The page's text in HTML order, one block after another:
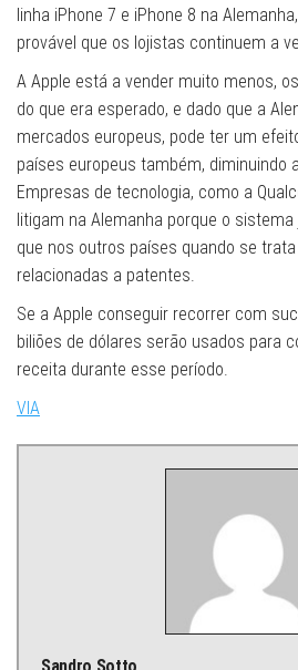
linha iPhone 7 e iPhone 8 na
provável que os lojistas continuem a
A Apple está a vender muito menos,
do que era esperado, e dado que a
mercados europeus, pode ter um
países europeus também, diminuindo
Empresas de tecnologia, como a
litigam na Alemanha porque o
que nos outros países quando se
relacionadas a patentes.
Se a Apple conseguir recorrer com
biliões de dólares serão usados ​​para
receita durante esse período.
VIA
Sandro Sotto